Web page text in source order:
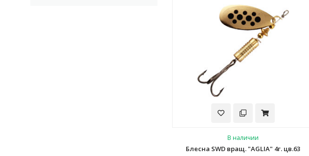
В наличии
Блесна SWD вращ. "AGLIA" 4г. цв.63